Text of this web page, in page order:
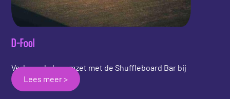
D-Fool
Verhoogde baromzet met de Shuffleboard Bar bij
dit funparc.
Lees meer >